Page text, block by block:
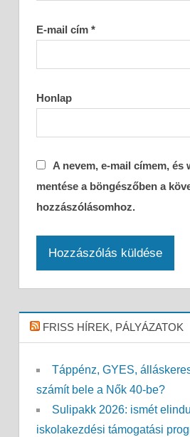
E-mail cím *
Honlap
A nevem, e-mail címem, és
mentése a böngészőben a
hozzászólásomhoz.
FRISS HÍREK, PÁLYÁZATOK
Táppénz, GYES,
számít bele a Nők 40-be?
Sulipakk 2026: ismét
iskolakezdési támogatási